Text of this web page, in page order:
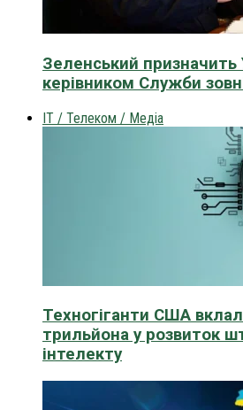
Зеленський призначить
керівником Служби
IT / Телеком / Медіа
Техногіганти США
трильйона у розвиток
інтелекту